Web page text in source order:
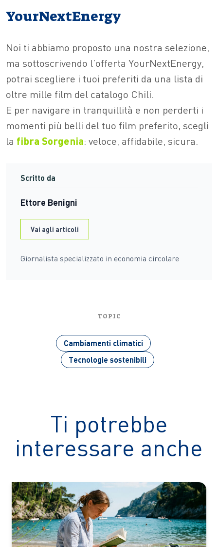
YourNextEnergy
Noi ti abbiamo proposto una nostra selezione,
ma sottoscrivendo l’offerta YourNextEnergy,
potrai scegliere i tuoi preferiti da una lista di
oltre mille film del catalogo Chili.
E per navigare in tranquillità e non perderti i
momenti più belli del tuo film preferito, scegli
la fibra Sorgenia: veloce, affidabile, sicura.
Scritto da
Ettore Benigni
Vai agli articoli
Giornalista specializzato in economia circolare
TOPIC
Cambiamenti climatici
Tecnologie sostenibili
Ti potrebbe
interessare anche